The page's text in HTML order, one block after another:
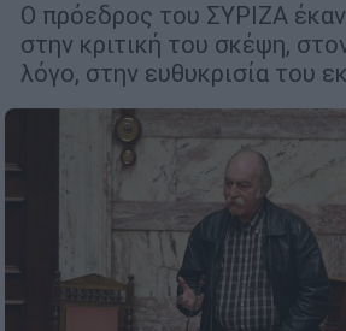
Ο πρόεδρος του ΣΥΡΙΖΑ
στην κριτική του σκέψη,
λόγο, στην ευθυκρισία του